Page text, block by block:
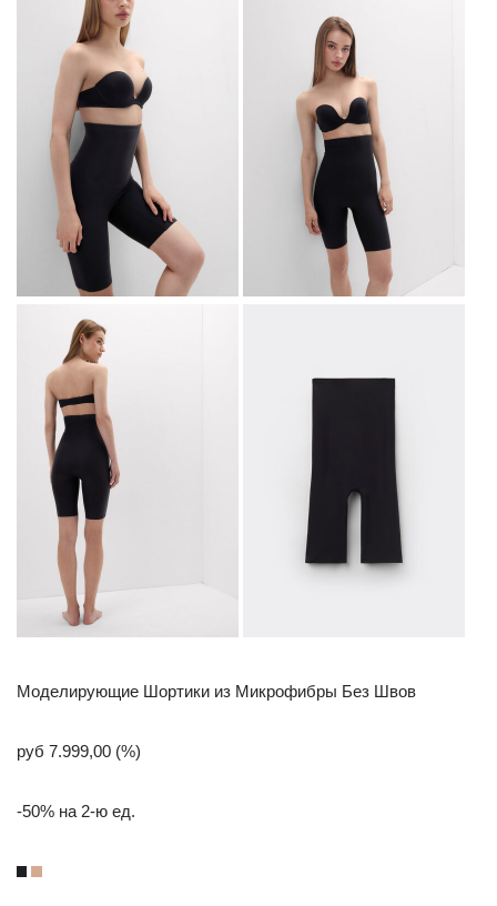
Моделирующие Шортики из Микрофибры Без Швов
руб 7.999,00 (%)
-50% на 2-ю ед.